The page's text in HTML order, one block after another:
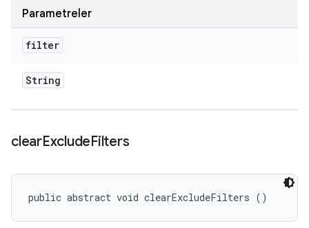
Parametreler
filter
String
clearExcludeFilters
public abstract void clearExcludeFilters ()